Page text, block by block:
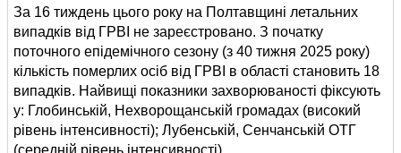
За 16 тиждень цього року на Полтавщині летальних
випадків від ГРВІ не зареєстровано. З початку
поточного епідемічного сезону (з 40 тижня 2025 року)
кількість померлих осіб від ГРВІ в області становить 18
випадків. Найвищі показники захворюваності фіксують
у: Глобинській, Нехворощанській громадах (високий
рівень інтенсивності); Лубенській, Сенчанській ОТГ
(середній рівень інтенсивності).